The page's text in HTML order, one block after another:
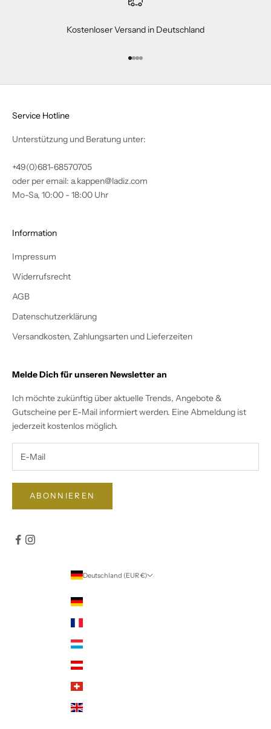
Kostenloser Versand in Deutschland
Gehe zu Element 1
Gehe zu Element 2
Gehe zu Element 3
Gehe zu Element 4
Service Hotline
Unterstützung und Beratung unter:
+49(0)681-68570705
oder per email: a.kappen@ladiz.com
Mo-Sa, 10:00 - 18:00 Uhr
Information
Impressum
Widerrufsrecht
AGB
Datenschutzerklärung
Versandkosten, Zahlungsarten und Lieferzeiten
Melde Dich für unseren Newsletter an
Ich möchte zukünftig über aktuelle Trends, Angebote &
Gutscheine per E-Mail informiert werden. Eine Abmeldung ist
jederzeit kostenlos möglich.
ABONNIEREN
Deutschland (EUR €)
Deutschland (EUR €)
Luxemburg (EUR €)
Österreich (EUR €)
Vereinigtes Königreich (GBP £)